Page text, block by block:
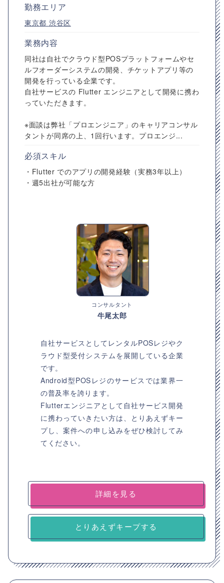
勤務エリア
東京都 渋谷区
業務内容
同社は自社でクラウド型POSプラットフォームやセ
ルフオーダーシステムの開発、チケットアプリ等の
開発を行っている企業です。
自社サービスの Flutter エンジニアとして開発に携わ
っていただきます。
※面談は弊社「プロエンジニア」のキャリアコンサル
タントが同席の上、1回行います。プロエンジ...
必須スキル
・Flutter でのアプリの開発経験（実務3年以上）
・週5出社が可能な方
コンサルタント
牛尾太郎
自社サービスとしてレンタルPOSレジやク
ラウド型受付システムを展開している企業
です。
Android型POSレジのサービスでは業界一
の普及率を誇ります。
Flutterエンジニアとして自社サービス開発
に携わっていきたい方は、とりあえずキー
プし、案件への申し込みをぜひ検討してみ
てください。
詳細を見る
とりあえずキープする